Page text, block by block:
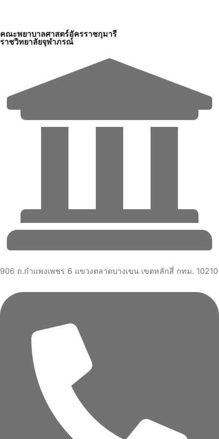
คณะพยาบาลศาสตร์อัครราชกุมารี
ราชวิทยาลัยจุฬาภรณ์
906 ถ.กำแพงเพชร 6 แขวงตลาดบางเขน เขตหลักสี่ กทม. 10210